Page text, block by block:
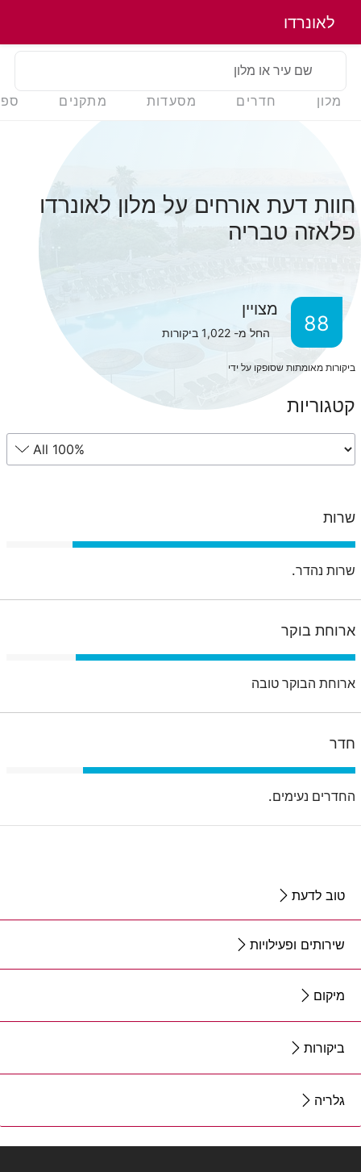
לאונרדו
שם עיר או מלון
מלון חדרים מסעדות מתקנים
חוות דעת אורחים על מלון לאונרדו
פלאזה טבריה
88
מצויין
החל מ- 1,022 ביקורות
ביקורות מאומתות שסופקו על ידי
קטגוריות
שרות
שרות נהדר.
ארוחת בוקר
ארוחת הבוקר טובה
חדר
החדרים נעימים.
טוב לדעת
שירותים ופעילויות
מיקום
ביקורות
גלריה